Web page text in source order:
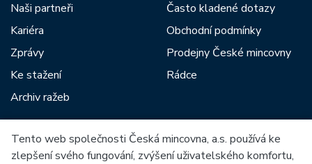
Naši partneři
Kariéra
Zprávy
Ke stažení
Archiv ražeb
Často kladené dotazy
Obchodní podmínky
Prodejny České mincovny
Rádce
Mezi naše partnery patří:
Tento web společnosti Česká mincovna, a.s. používá ke
zlepšení svého fungování, zvýšení uživatelského komfortu,